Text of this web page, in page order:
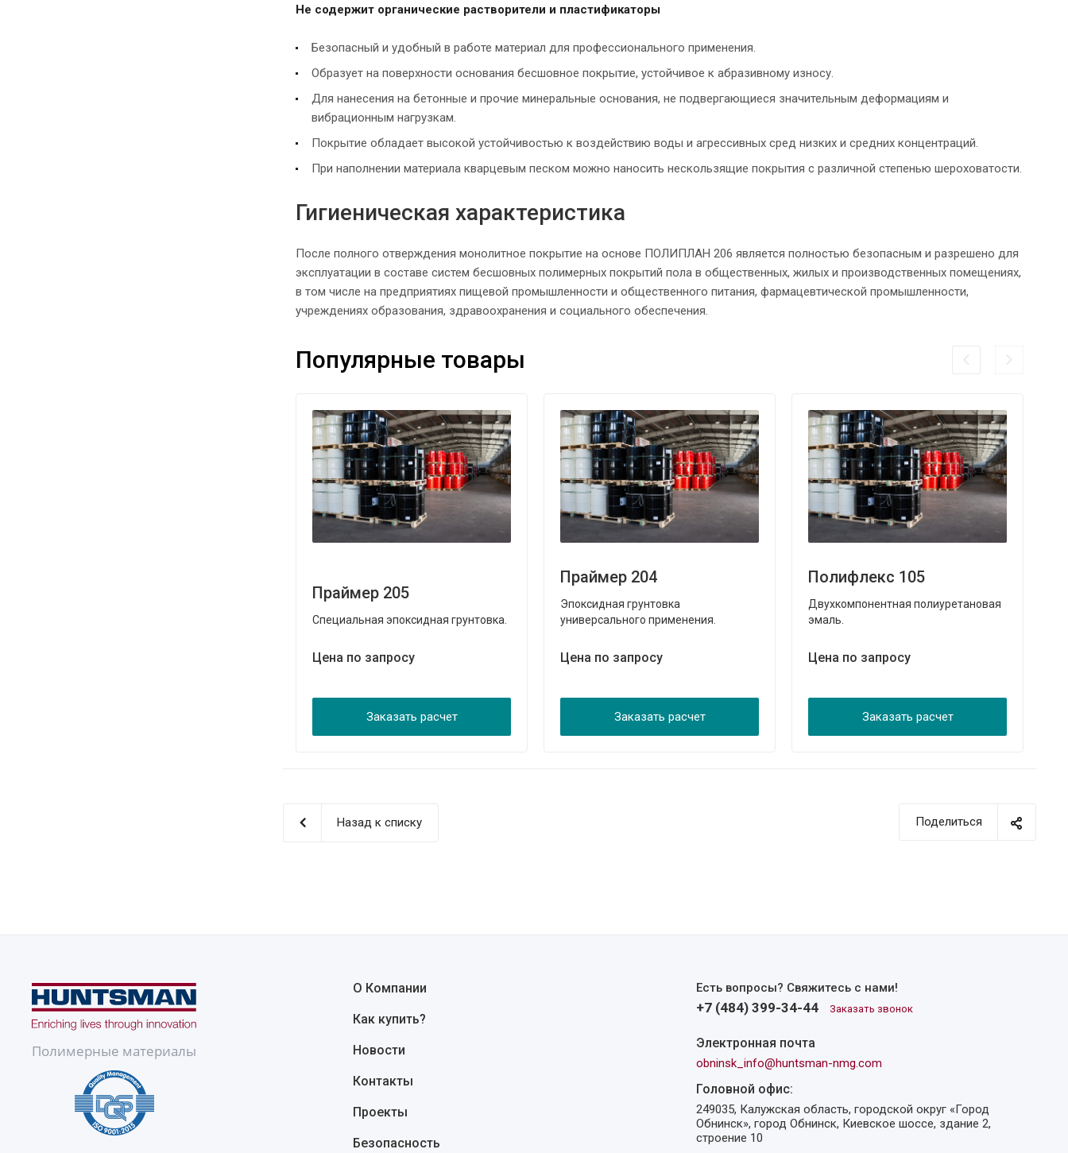
Не содержит органические растворители и пластификаторы
Безопасный и удобный в работе материал для профессионального применения.
Образует на поверхности основания бесшовное покрытие, устойчивое к абразивному износу.
Для нанесения на бетонные и прочие минеральные основания, не подвергающиеся значительным деформациям и
вибрационным нагрузкам.
Покрытие обладает высокой устойчивостью к воздействию воды и агрессивных сред низких и средних концентраций.
При наполнении материала кварцевым песком можно наносить нескользящие покрытия с различной степенью шероховатости.
Гигиеническая характеристика
После полного отверждения монолитное покрытие на основе ПОЛИПЛАН 206 является полностью безопасным и разрешено для
эксплуатации в составе систем бесшовных полимерных покрытий пола в общественных, жилых и производственных помещениях,
в том числе на предприятиях пищевой промышленности и общественного питания, фармацевтической промышленности,
учреждениях образования, здравоохранения и социального обеспечения.
Праймер 205
Специальная эпоксидная грунтовка.
Цена по запросу
Заказать расчет
Праймер 204
Эпоксидная грунтовка
универсального применения.
Цена по запросу
Заказать расчет
Полифлекс 105
Двухкомпонентная полиуретановая
эмаль.
Цена по запросу
Заказать расчет
Популярные товары
Поделиться
Назад к списку
Полимерные материалы
О Компании
Как купить?
Новости
Контакты
Проекты
Безопасность
Есть вопросы? Свяжитесь с нами!
+7 (484) 399-34-44 Заказать звонок
Электронная почта
obninsk_info@huntsman-nmg.com
Головной офис:
249035, Калужская область, городской округ «Город
Обнинск», город Обнинск, Киевское шоссе, здание 2,
строение 10